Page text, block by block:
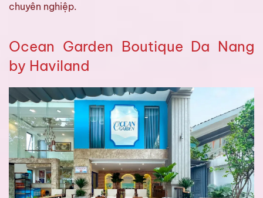
chuyên nghiệp.
Ocean Garden Boutique Da Nang
by Haviland